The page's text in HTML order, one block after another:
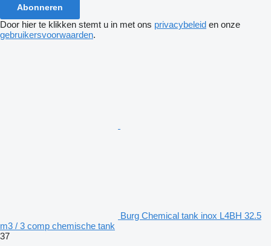
Abonneren
Door hier te klikken stemt u in met ons privacybeleid en onze
gebruikersvoorwaarden.
Burg Chemical tank inox L4BH 32.5
m3 / 3 comp chemische tank
37